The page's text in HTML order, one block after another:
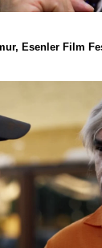
Esenler Film